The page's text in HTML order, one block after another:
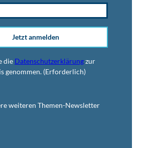
Jetzt anmelden
die Datenschutzerklärungzur
genommen. (Erforderlich)
weiteren Themen-Newsletter